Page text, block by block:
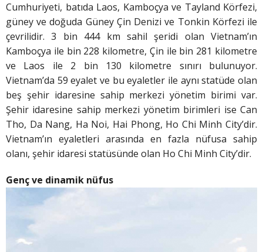
Cumhuriyeti, batıda Laos, Kamboçya ve Tayland Körfezi,
güney ve doğuda Güney Çin Denizi ve Tonkin Körfezi ile
çevrilidir. 3 bin 444 km sahil şeridi olan Vietnam’ın
Kamboçya ile bin 228 kilometre, Çin ile bin 281 kilometre
ve Laos ile 2 bin 130 kilometre sınırı bulunuyor.
Vietnam’da 59 eyalet ve bu eyaletler ile aynı statüde olan
beş şehir idaresine sahip merkezi yönetim birimi var.
Şehir idaresine sahip merkezi yönetim birimleri ise Can
Tho, Da Nang, Ha Noi, Hai Phong, Ho Chi Minh City’dir.
Vietnam’ın eyaletleri arasında en fazla nüfusa sahip
olanı, şehir idaresi statüsünde olan Ho Chi Minh City’dir.
Genç ve dinamik nüfus